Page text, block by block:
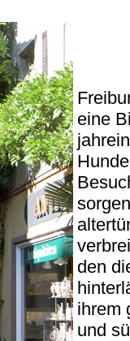
eine
den
ihrem
und